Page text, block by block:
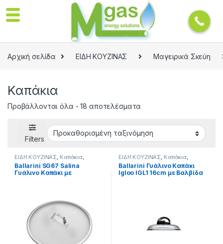
Αρχική σελίδα ΕΙΔΗ ΚΟΥΖΙΝΑΣ Μαγειρικά Σκεύη
Καπάκια
Προβάλλονται όλα - 18 αποτελέσματα
Filters
ΕΙΔΗ ΚΟΥΖΙΝΑΣ Καπάκια,
Μαγειρικά Σκεύη
Ballarini SG67 Salina
Γυάλινο Καπάκι με
ΕΙΔΗ ΚΟΥΖΙΝΑΣ Καπάκια,
Μαγειρικά Σκεύη
Ballarini Γυάλινο Καπάκι
Igloo IGL1 16cm με Βαλβίδα